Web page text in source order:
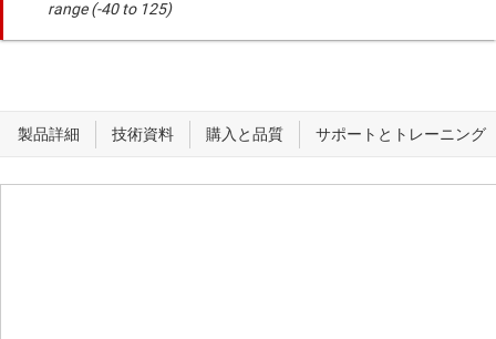
range (-40 to 125)